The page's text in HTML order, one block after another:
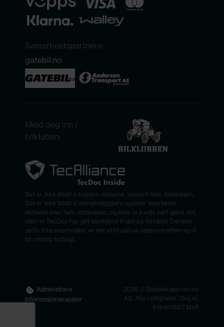
Samarbeidspartnere:
gatebil.no
Meld deg inn i
bilkluben:
Det er ikke tillatt å kopiere dataene, spesielt hele databasen.
Det er ikke tillatt å mangfoldiggjøre og/eller bearbeide
dataene eller hele databasen, og/eller la tredje part gjøre det,
uten at TecDoc har gitt samtykke til det på forhånd. Dersom
dette ikke overholdes, er det et brudd på opphavsretten og vil
bli rettslig forfulgt.
Administrere
informasjonskapsler
2026 © Bildeleksperten.no
AS. Alle rettigheter. Org.nr.
919461667 MVA